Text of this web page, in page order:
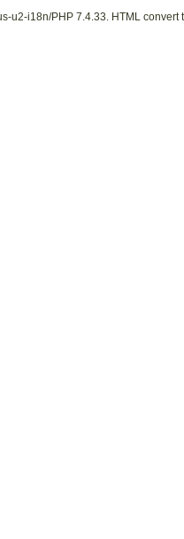
u2-i18n/PHP 7.4.33. HTML convert